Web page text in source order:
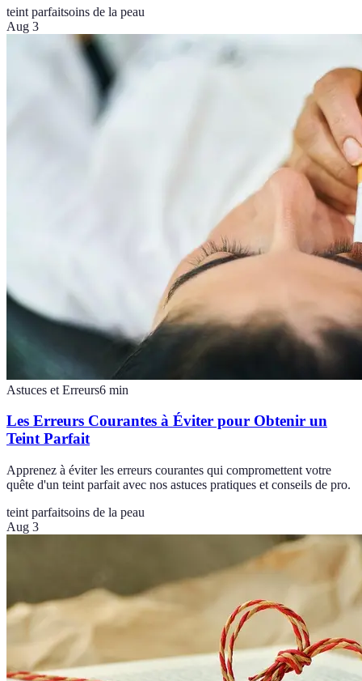
teint parfaitsoins de la peau
Aug 3
Astuces et Erreurs6 min
Les Erreurs Courantes à Éviter pour Obtenir un
Teint Parfait
Apprenez à éviter les erreurs courantes qui compromettent votre
quête d'un teint parfait avec nos astuces pratiques et conseils de pro.
teint parfaitsoins de la peau
Aug 3